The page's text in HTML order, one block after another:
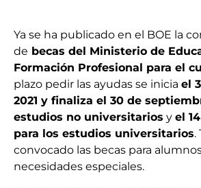
Ya se ha publicado en el BOE la
de becas del Ministerio de
Formación Profesional para el
plazo pedir las ayudas se inicia el
2021 y finaliza el 30 de
estudios no universitarios y el
para los estudios universitarios.
convocado las becas para
necesidades especiales.